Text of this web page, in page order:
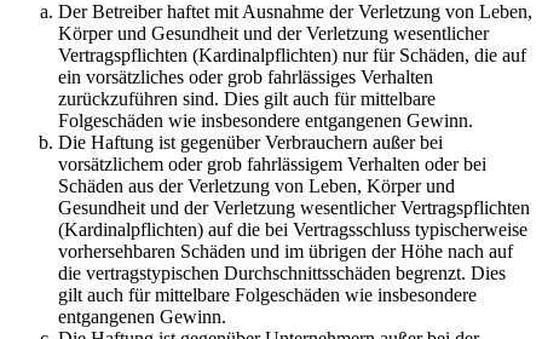
Der Betreiber haftet mit Ausnahme der Verletzung von Leben,
Körper und Gesundheit und der Verletzung wesentlicher
Vertragspflichten (Kardinalpflichten) nur für Schäden, die auf
ein vorsätzliches oder grob fahrlässiges Verhalten
zurückzuführen sind. Dies gilt auch für mittelbare
Folgeschäden wie insbesondere entgangenen Gewinn.
Die Haftung ist gegenüber Verbrauchern außer bei
vorsätzlichem oder grob fahrlässigem Verhalten oder bei
Schäden aus der Verletzung von Leben, Körper und
Gesundheit und der Verletzung wesentlicher Vertragspflichten
(Kardinalpflichten) auf die bei Vertragsschluss typischerweise
vorhersehbaren Schäden und im übrigen der Höhe nach auf
die vertragstypischen Durchschnittsschäden begrenzt. Dies
gilt auch für mittelbare Folgeschäden wie insbesondere
entgangenen Gewinn.